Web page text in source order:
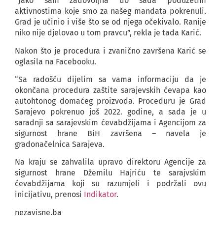
aktivnostima koje smo za našeg mandata pokrenuli.
Grad je učinio i više što se od njega očekivalo. Ranije
niko nije djelovao u tom pravcu”, rekla je tada Karić.
Nakon što je procedura i zvanično završena Karić se
oglasila na Facebooku.
“Sa radošću dijelim sa vama informaciju da je
okončana procedura zaštite sarajevskih ćevapa kao
autohtonog domaćeg proizvoda. Proceduru je Grad
Sarajevo pokrenuo još 2022. godine, a sada je u
saradnji sa sarajevskim ćevabdžijama i Agencijom za
sigurnost hrane BiH završena – navela je
gradonačelnica Sarajeva.
Na kraju se zahvalila upravo direktoru Agencije za
sigurnost hrane Džemilu Hajriću te sarajvskim
ćevabdžijama koji su razumjeli i podržali ovu
inicijativu, prenosi Indikator.
nezavisne.ba